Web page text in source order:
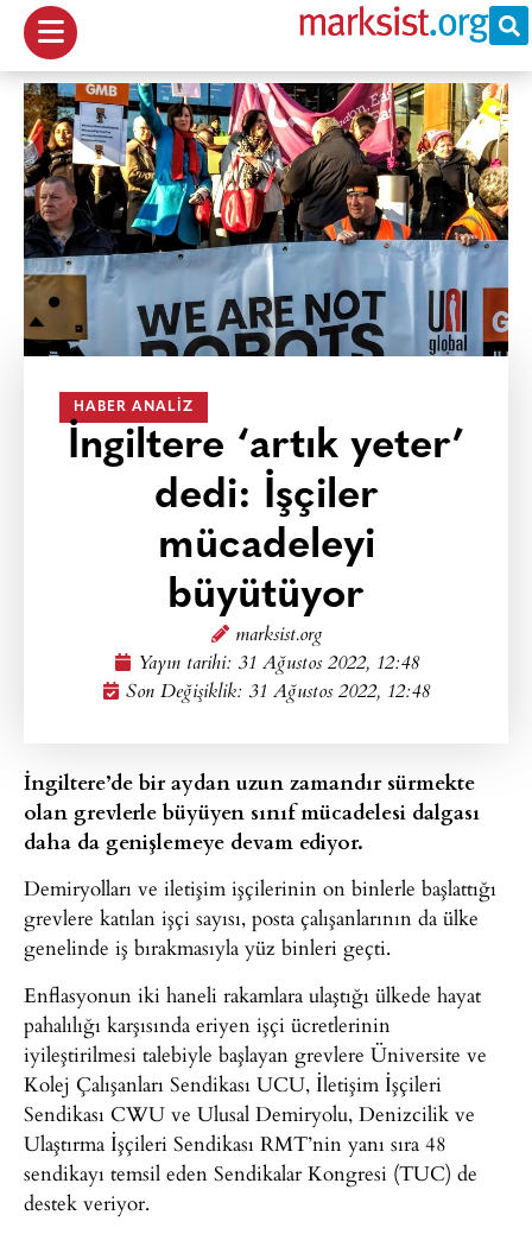
HABER ANALIZ
İngiltere ‘artık yeter’
dedi: İşçiler
mücadeleyi
büyütüyor
marksist.org
Yayın tarihi: 31 Ağustos 2022, 12:48
Son Değişiklik: 31 Ağustos 2022, 12:48
İngiltere’de bir aydan uzun zamandır sürmekte
olan grevlerle büyüyen sınıf mücadelesi dalgası
daha da genişlemeye devam ediyor.
Demiryolları ve iletişim işçilerinin on binlerle başlattığı
grevlere katılan işçi sayısı, posta çalışanlarının da ülke
genelinde iş bırakmasıyla yüz binleri geçti.
Enflasyonun iki haneli rakamlara ulaştığı ülkede hayat
pahalılığı karşısında eriyen işçi ücretlerinin
iyileştirilmesi talebiyle başlayan grevlere Üniversite ve
Kolej Çalışanları Sendikası UCU, İletişim İşçileri
Sendikası CWU ve Ulusal Demiryolu, Denizcilik ve
Ulaştırma İşçileri Sendikası RMT’nin yanı sıra 48
sendikayı temsil eden Sendikalar Kongresi (TUC) de
destek veriyor.